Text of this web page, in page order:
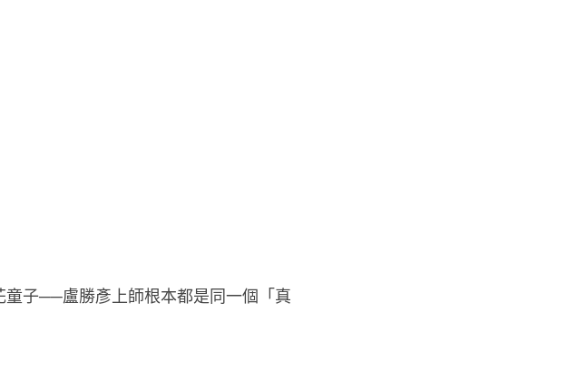
子──盧勝彥上師根本都是同一個「真